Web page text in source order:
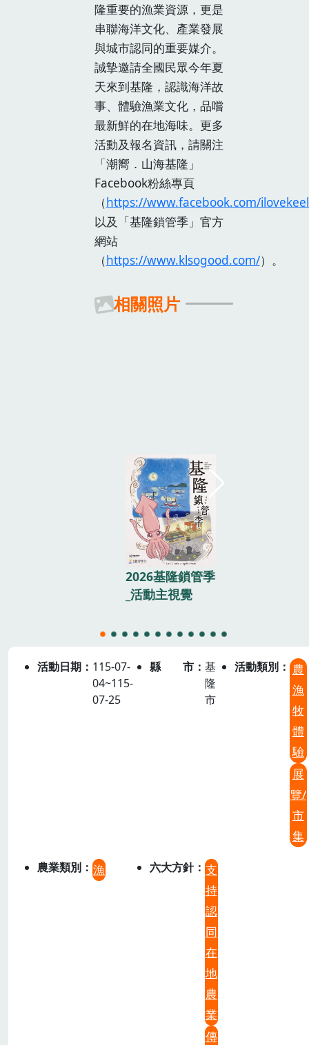
隆重要的漁業資源，更是
串聯海洋文化、產業發展
與城市認同的重要媒介。
誠摯邀請全國民眾今年夏
天來到基隆，認識海洋故
事、體驗漁業文化，品嚐
最新鮮的在地海味。更多
活動及報名資訊，請關注
「潮嚮．山海基隆」
Facebook粉絲專頁
（https://www.facebook.com/
以及「基隆鎖管季」官方
網站
（https://www.klsogood.com/）。
相關照片
2026基隆鎖管季
_活動主視覺
活動日期
115-07-
04~115-
07-25
縣市
基
隆
市
活動類別
農
漁
牧
體
驗
展
覽/
市
集
農業類別 漁 六大方針
支
持
認
同
在
地
農
業
傳